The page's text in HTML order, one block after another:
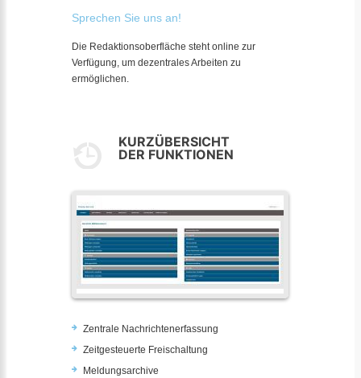
Sprechen Sie uns an!
Die Redaktionsoberfläche steht online zur
Verfügung, um dezentrales Arbeiten zu
ermöglichen.
KURZÜBERSICHT
DER FUNKTIONEN
Zentrale Nachrichtenerfassung
Zeitgesteuerte Freischaltung
Meldungsarchive